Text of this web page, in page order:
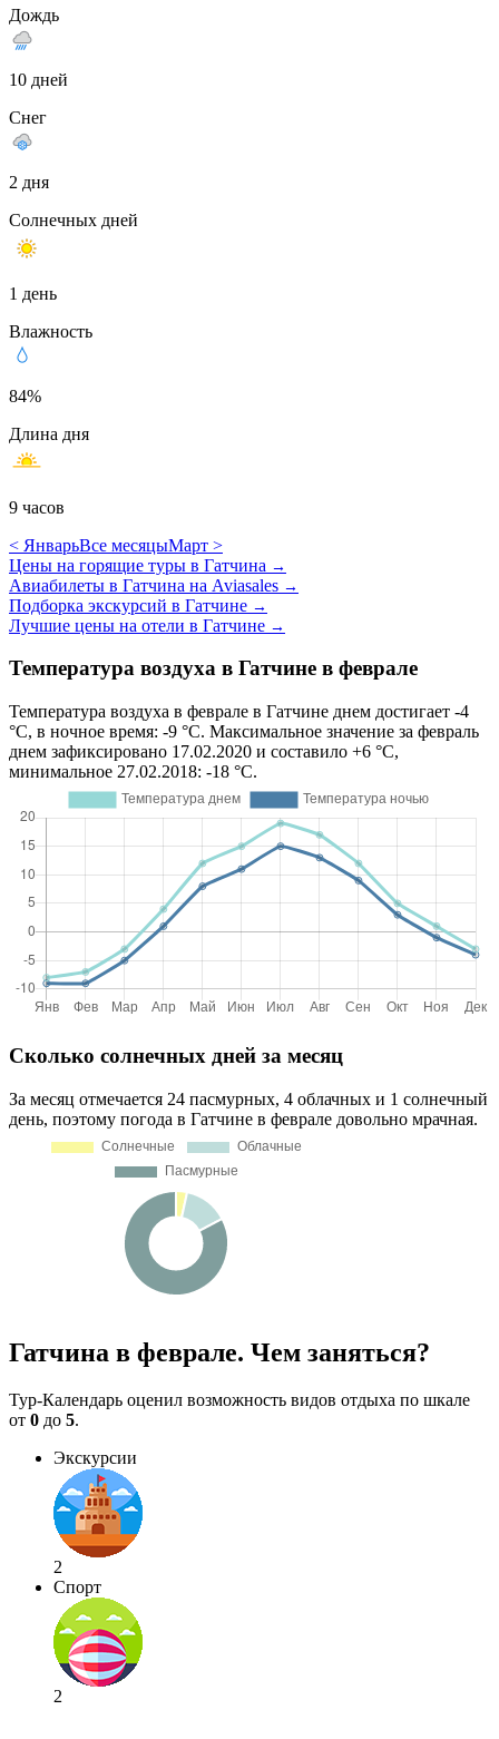
Дождь
10 дней
Снег
2 дня
Солнечных дней
1 день
Влажность
84%
Длина дня
9 часов
< ЯнварьВсе месяцыМарт >
Цены на горящие туры в Гатчина →
Авиабилеты в Гатчина на Aviasales →
Подборка экскурсий в Гатчине →
Лучшие цены на отели в Гатчине →
Температура воздуха в Гатчине в феврале
Температура воздуха в феврале в Гатчине днем достигает -4
°C, в ночное время: -9 °C. Максимальное значение за февраль
днем зафиксировано 17.02.2020 и составило +6 °C,
минимальное 27.02.2018: -18 °C.
Сколько солнечных дней за месяц
За месяц отмечается 24 пасмурных, 4 облачных и 1 солнечный
день, поэтому погода в Гатчине в феврале довольно мрачная.
Гатчина в феврале. Чем заняться?
Тур-Календарь оценил возможность видов отдыха по шкале
от 0 до 5.
Экскурсии
2
Спорт
2